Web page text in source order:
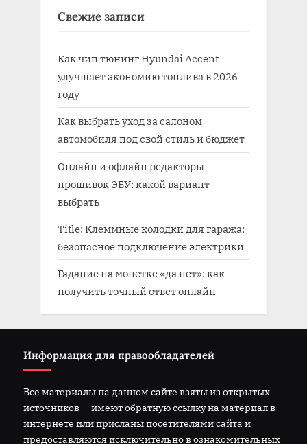
Свежие записи
Как чип тюнинг Hyundai Accent
улучшает экономию топлива в 2026
году
Как выбрать уход за салоном
автомобиля под свой стиль и бюджет
Онлайн и офлайн редакторы
прошивок ЭБУ: какой вариант
выбрать
Title: Клеммные колодки для гаража:
безопасное подключение электрики
Гадание на монетке «да нет»: как
получить точный ответ онлайн
Информация для правообладателей
Все материалы на данном сайте взяты из открытых
источников — имеют обратную ссылку на материал в
интернете или присланы посетителями сайта и
предоставляются исключительно в ознакомительных